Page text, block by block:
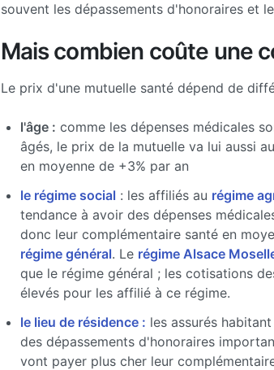
souvent les dépassements d'honoraires et
Mais combien coûte une
Le prix d'une mutuelle santé dépend de
l'âge : comme les dépenses médicales
âgés, le prix de la mutuelle va lui aussi
en moyenne de +3% par an
le régime social : les affiliés au régime
tendance à avoir des dépenses
donc leur complémentaire santé en
régime général. Le régime Alsace
que le régime général ; les cotisations
élevés pour les affilié à ce régime.
le lieu de résidence : les assurés
des dépassements d'honoraires
vont payer plus cher leur